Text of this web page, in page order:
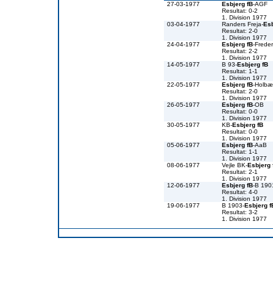
27-03-1977
Esbjerg fB-AGF
Resultat: 0-2
1. Division 1977
03-04-1977
Randers Freja-
Resultat: 2-0
1. Division 1977
24-04-1977
Esbjerg fB-
Resultat: 2-2
1. Division 1977
14-05-1977
B 93-Esbjerg fB
Resultat: 1-1
1. Division 1977
22-05-1977
Esbjerg fB-
Resultat: 2-0
1. Division 1977
26-05-1977
Esbjerg fB-OB
Resultat: 0-0
1. Division 1977
30-05-1977
KB-Esbjerg fB
Resultat: 0-0
1. Division 1977
05-06-1977
Esbjerg fB-AaB
Resultat: 1-1
1. Division 1977
08-06-1977
Vejle BK-Esbjerg
Resultat: 2-1
1. Division 1977
12-06-1977
Esbjerg fB-B
Resultat: 4-0
1. Division 1977
19-06-1977
B 1903-Esbjerg
Resultat: 3-2
1. Division 1977